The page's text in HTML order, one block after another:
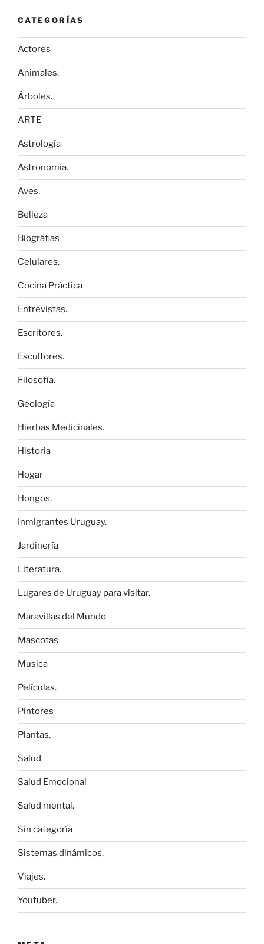
CATEGORÍAS
Actores
Animales.
Árboles.
ARTE
Astrología
Astronomía.
Aves.
Belleza
Biográfias
Celulares.
Cocina Práctica
Entrevistas.
Escritores.
Escultores.
Filosofía.
Geología
Hierbas Medicinales.
Historia
Hogar
Hongos.
Inmigrantes Uruguay.
Jardinería
Literatura.
Lugares de Uruguay para visitar.
Maravillas del Mundo
Mascotas
Musica
Películas.
Pintores
Plantas.
Salud
Salud Emocional
Salud mental.
Sin categoría
Sistemas dinámicos.
Viajes.
Youtuber.